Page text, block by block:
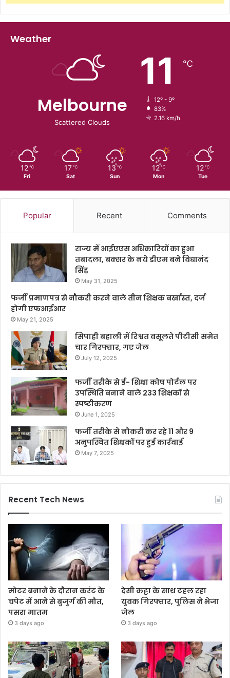
Weather
Melbourne
Scattered Clouds
11 ℃
12º - 9º
83%
2.16 km/h
12 ℃
Fri
17 ℃
Sat
13 ℃
Sun
12 ℃
Mon
12 ℃
Tue
Popular Recent Comments
राज्य में आईएएस अधिकारियों का हुआ
तबादला, बक्सर के नये डीएम बने विद्यानंद
सिंह
May 31, 2025
फर्जी प्रमाणपत्र से नौकरी करने वाले तीन शिक्षक बर्खास्त, दर्ज
होगी एफआईआर
May 21, 2025
सिपाही बहाली में रिश्वत वसूलते पीटीसी समेत
चार गिरफ्तार, गए जेल
July 12, 2025
फर्जी तरीके से ई- शिक्षा कोष पोर्टल पर
उपस्थिति बनाने वाले 233 शिक्षकों से
स्पष्टीकरण
June 1, 2025
फर्जी तरीके से नौकरी कर रहे 11 और 9
अनुपस्थित शिक्षकों पर हुई कार्रवाई
May 7, 2025
Recent Tech News
मोटर बनाने के दौरान करंट के
चपेट में आने से बुजुर्ग की मौत,
पसरा मातम
3 days ago
देसी कट्टा के साथ टहल रहा
युवक गिरफ्तार, पुलिस ने भेजा
जेल
3 days ago